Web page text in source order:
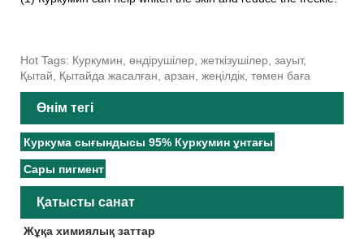
Hot Tags: Куркумин, өндірушілер, жеткізушілер, зауыт,
Қытай, Қытайда жасалған, арзан, жеңілдік, төмен баға
Өнім тегі
Куркума сығындысы 95% Куркумин ұнтағы
Сары пигмент
Қатысты санат
Жұқа химиялық заттар